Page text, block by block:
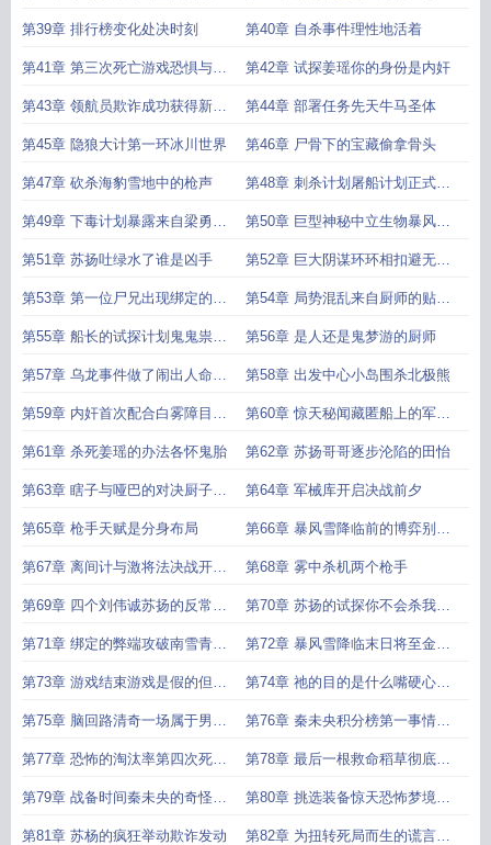
算 活着
第39章 排行榜变化处决时刻 第40章 自杀事件理性地活着
第41章 第三次死亡游戏恐惧与饥
饿
第42章 试探姜瑶你的身份是内奸
第43章 领航员欺诈成功获得新天
赋鹰眼
第44章 部署任务先天牛马圣体
第45章 隐狼大计第一环冰川世界 第46章 尸骨下的宝藏偷拿骨头
第47章 砍杀海豹雪地中的枪声 第48章 刺杀计划屠船计划正式开
始
第49章 下毒计划暴露来自梁勇的
猜疑
第50章 巨型神秘中立生物暴风雪
即将来临
第51章 苏扬吐绿水了谁是凶手 第52章 巨大阴谋环环相扣避无可
避
第53章 第一位尸兄出现绑定的真
相
第54章 局势混乱来自厨师的贴心
小灶
第55章 船长的试探计划鬼鬼祟祟
的枪手
第56章 是人还是鬼梦游的厨师
第57章 乌龙事件做了闹出人命的
事
第58章 出发中心小岛围杀北极熊
第59章 内奸首次配合白雾障目显
威手刃牧师
第60章 惊天秘闻藏匿船上的军械
库
第61章 杀死姜瑶的办法各怀鬼胎 第62章 苏扬哥哥逐步沦陷的田怡
第63章 瞎子与哑巴的对决厨子的
超绝神力
第64章 军械库开启决战前夕
第65章 枪手天赋是分身布局 第66章 暴风雪降临前的博弈别藏
了出来吧
第67章 离间计与激将法决战开始
枪手现身
第68章 雾中杀机两个枪手
第69章 四个刘伟诚苏扬的反常举
动
第70章 苏扬的试探你不会杀我更
不敢杀我
第71章 绑定的弊端攻破南雪青的
心理防线
第72章 暴风雪降临末日将至金刚
不坏之身
第73章 游戏结束游戏是假的但爱
是真的
第74章 祂的目的是什么嘴硬心软
的女邻居
第75章 脑回路清奇一场属于男人
之间的较量
第76章 秦未央积分榜第一事情总
得往坏处想
第77章 恐怖的淘汰率第四次死亡
游戏
第78章 最后一根救命稻草彻底疯
狂
第79章 战备时间秦未央的奇怪举
动
第80章 挑选装备惊天恐怖梦境照
入现实
第81章 苏杨的疯狂举动欺诈发动 第82章 为扭转死局而生的谎言打